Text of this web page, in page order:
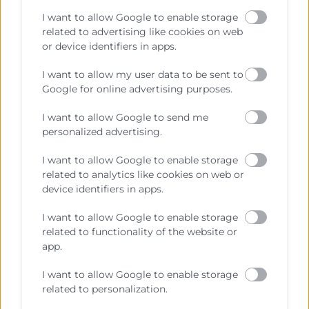
I want to allow Google to enable storage
related to advertising like cookies on web
or device identifiers in apps.
I want to allow my user data to be sent to
Google for online advertising purposes.
I want to allow Google to send me
personalized advertising.
I want to allow Google to enable storage
related to analytics like cookies on web or
device identifiers in apps.
I want to allow Google to enable storage
related to functionality of the website or
app.
I want to allow Google to enable storage
related to personalization.
destí com proveïdors d’inputs.
Els elevats costos dels nolis amb Àsia i la
incertesa en el subministrament de les
incidiran negativament en els intercanvis
comercials als mercats asiàtics. No obstant això,
la Xina i l’Índia continuaran sent mercats amb
elevat potencial de creixement per a productes
Mercats d’oportunitat per a les empreses
valencianes
segona meitat de 2020, s’ha traduït en una
recuperació de la major part dels productes exportats
per les empreses valencianes.
Els productes agroalimentaris mantindran la
senda ascendent, sobretot en el mercat